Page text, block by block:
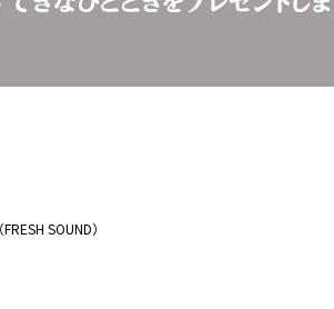
SOUND）